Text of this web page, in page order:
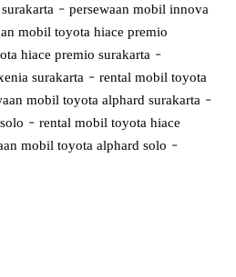
- persewaan mobil innova
mobil toyota hiace premio
hiace premio surakarta -
surakarta - rental mobil toyota
mobil toyota alphard surakarta -
- rental mobil toyota hiace
mobil toyota alphard solo -